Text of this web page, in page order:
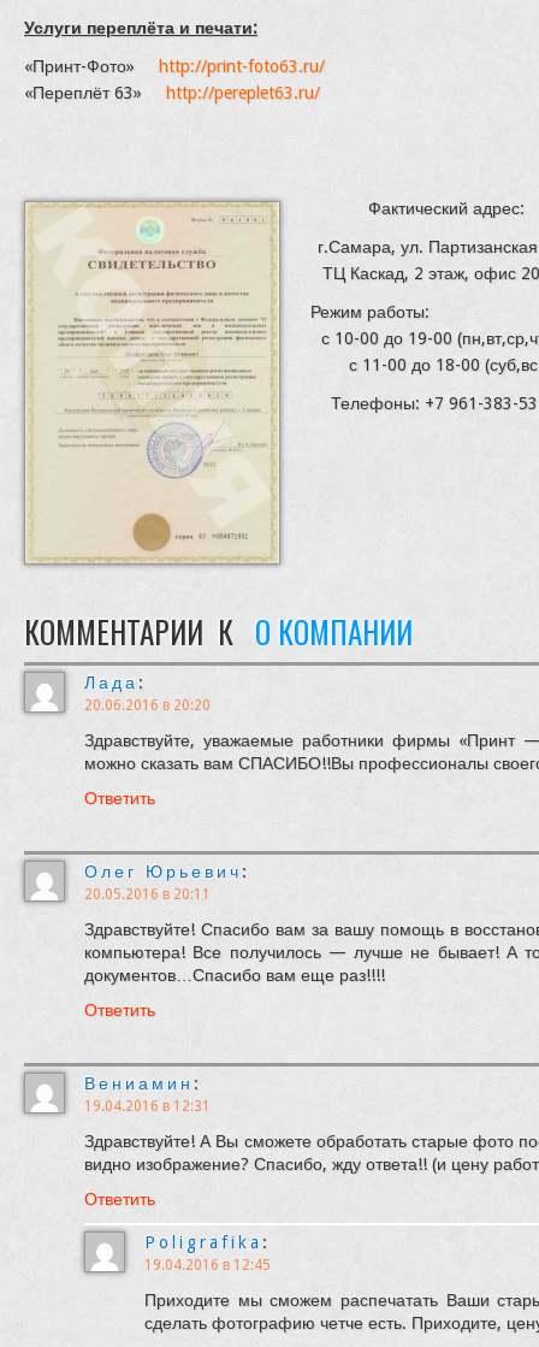
Услуги переплёта и печати:
«Принт-Фото»
http://print-foto63.ru/
«Переплёт 63»
http://pereplet63.ru/
Фактический адрес:
г.Самара, ул.
ТЦ Каскад, 2 этаж, офис
Режим
с 10-00 до 19-00
с 11-00 до 18-00
Телефоны: +7 961-383-
КОММЕНТАРИИ К О КОМПАНИИ
Лада :
20.06.2016 в 20:20
Здравствуйте, уважаемые работники фирмы «Принт
можно сказать вам СПАСИБО!!Вы профессионалы
Ответить
Олег Юрьевич :
20.05.2016 в 20:11
Здравствуйте! Спасибо вам за вашу помощь в
компьютера! Все получилось — лучше не бывает! А
документов…Спасибо вам еще раз!!!!
Ответить
Вениамин :
19.04.2016 в 12:31
Здравствуйте! А Вы сможете обработать старые фото
видно изображение? Спасибо, жду ответа!! (и цену
Ответить
Poligrafika :
19.04.2016 в 12:45
Приходите мы сможем распечатать Ваши
сделать фотографию четче есть. Приходите,